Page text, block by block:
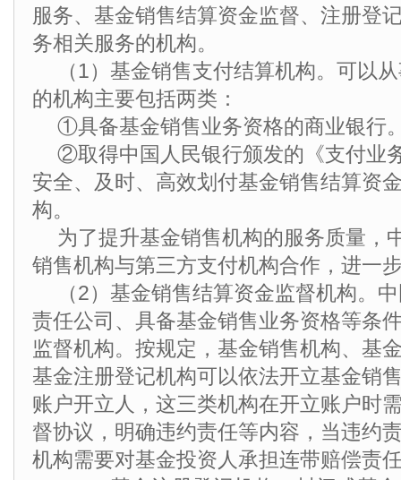
服务、基金销售结算资金监督、注册登
务相关服务的机构。
（1）基金销售支付结算机构。可以
的机构主要包括两类：
①具备基金销售业务资格的商业银行
②取得中国人民银行颁发的《支付业
安全、及时、高效划付基金销售结算资
构。
为了提升基金销售机构的服务质量，
销售机构与第三方支付机构合作，进一
（2）基金销售结算资金监督机构。
责任公司、具备基金销售业务资格等条
监督机构。按规定，基金销售机构、基
基金注册登记机构可以依法开立基金销
账户开立人，这三类机构在开立账户时
督协议，明确违约责任等内容，当违约
机构需要对基金投资人承担连带赔偿责